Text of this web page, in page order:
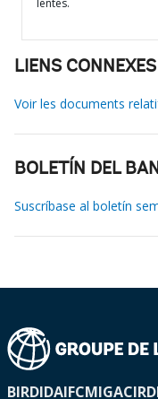
lentes.
LIENS CONNEXES
Voir les documents
BOLETÍN DEL
Suscríbase al boletín
BIRDIDAIFCMIGA